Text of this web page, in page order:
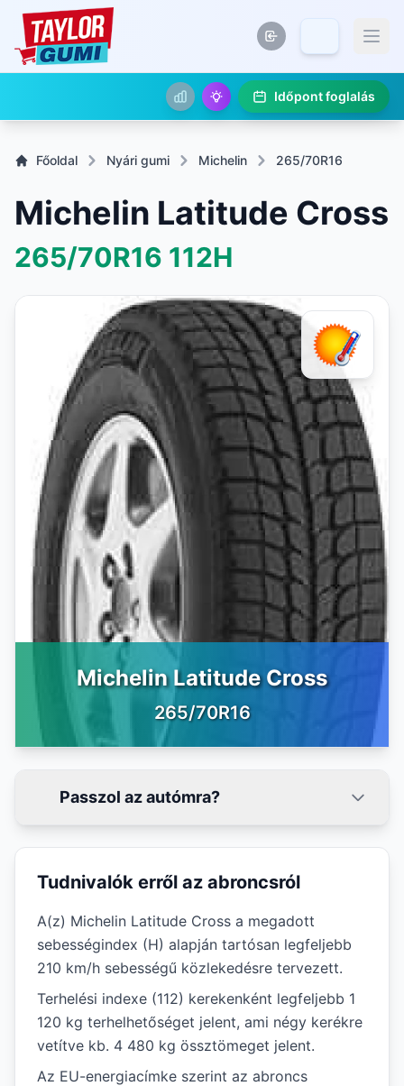
Időpont foglalás
Főoldal Nyári gumi Michelin 265/70R16
Michelin Latitude Cross
265/70R16 112H
Michelin Latitude Cross
265/70R16
Passzol az autómra?
Tudnivalók erről az abroncsról
A(z) Michelin Latitude Cross a megadott
sebességindex (H) alapján tartósan legfeljebb
210 km/h sebességű közlekedésre tervezett.
Terhelési indexe (112) kerekenként legfeljebb 1
120 kg terhelhetőséget jelent, ami négy kerékre
vetítve kb. 4 480 kg össztömeget jelent.
Az EU-energiacímke szerint az abroncs